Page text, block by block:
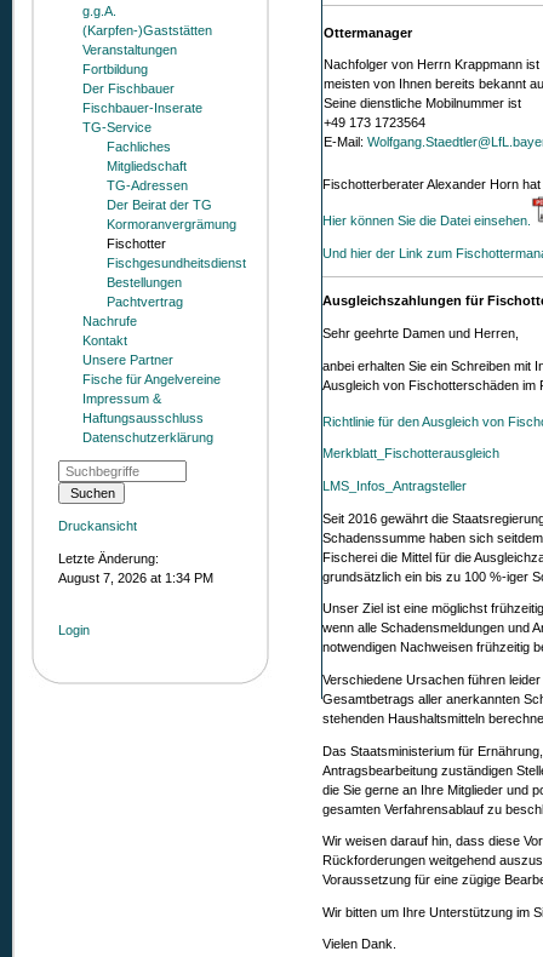
g.g.A.
(Karpfen-)Gaststätten
Veranstaltungen
Fortbildung
Der Fischbauer
Fischbauer-Inserate
TG-Service
Fachliches
Mitgliedschaft
TG-Adressen
Der Beirat der TG
Kormoranvergrämung
Fischotter
Fischgesundheitsdienst
Bestellungen
Pachtvertrag
Nachrufe
Kontakt
Unsere Partner
Fische für Angelvereine
Impressum &
Haftungsausschluss
Datenschutzerklärung
Druckansicht
Letzte Änderung:
August 7, 2026 at 1:34 PM
Login
Ottermanager
Nachfolger von Herrn Krappmann
meisten von Ihnen bereits bekannt
Seine dienstliche Mobilnummer ist
+49 173 1723564
E-Mail:
Fischotterberater Alexander Horn
Hier können Sie die Datei einsehen.
Und hier der Link zum
Ausgleichszahlungen für
Sehr geehrte Damen und Herren,
anbei erhalten Sie ein Schreiben mit
Ausgleich von Fischotterschäden im
Richtlinie für den Ausgleich von
Merkblatt_Fischotterausgleich
LMS_Infos_Antragsteller
Seit 2016 gewährt die
Schadenssumme haben sich
Fischerei die Mittel für die
grundsätzlich ein bis zu 100 %-iger
Unser Ziel ist eine möglichst
wenn alle Schadensmeldungen und
notwendigen Nachweisen frühzeitig
Verschiedene Ursachen führen
Gesamtbetrags aller anerkannten
stehenden Haushaltsmitteln
Das Staatsministerium für
Antragsbearbeitung zuständigen
die Sie gerne an Ihre Mitglieder und
gesamten Verfahrensablauf zu
Wir weisen darauf hin, dass diese
Rückforderungen weitgehend
Voraussetzung für eine zügige
Wir bitten um Ihre Unterstützung im
Vielen Dank.